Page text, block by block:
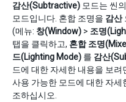
감산(Subtractive) 모드는 씬
모드입니다. 혼합 조명을 감산
(메뉴: 창(Window) > 조명
탭을 클릭하고, 혼합 조명
드(Lighting Mode) 를 감산
드에 대한 자세한 내용을 보려
사용 가능한 모드에 대한 자세
조하십시오.